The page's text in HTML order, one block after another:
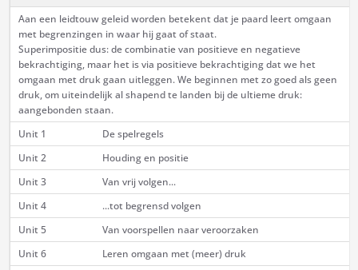
Aan een leidtouw geleid worden betekent dat je paard leert omgaan
met begrenzingen in waar hij gaat of staat.
Superimpositie dus: de combinatie van positieve en negatieve
bekrachtiging, maar het is via positieve bekrachtiging dat we het
omgaan met druk gaan uitleggen. We beginnen met zo goed als geen
druk, om uiteindelijk al shapend te landen bij de ultieme druk:
aangebonden staan.
Unit 1
De spelregels
Unit 2
Houding en positie
Unit 3
Van vrij volgen...
Unit 4
...tot begrensd volgen
Unit 5
Van voorspellen naar veroorzaken
Unit 6
Leren omgaan met (meer) druk